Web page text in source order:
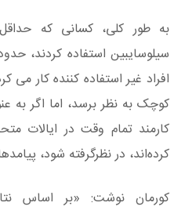
به طور کلی، کسانی که
افراد غیر استفاده کننده کار
کارمند تمام وقت در ایالات
کرده‌اند، در نظرگرفته شود،
کورمان نوشت: «بر اساس